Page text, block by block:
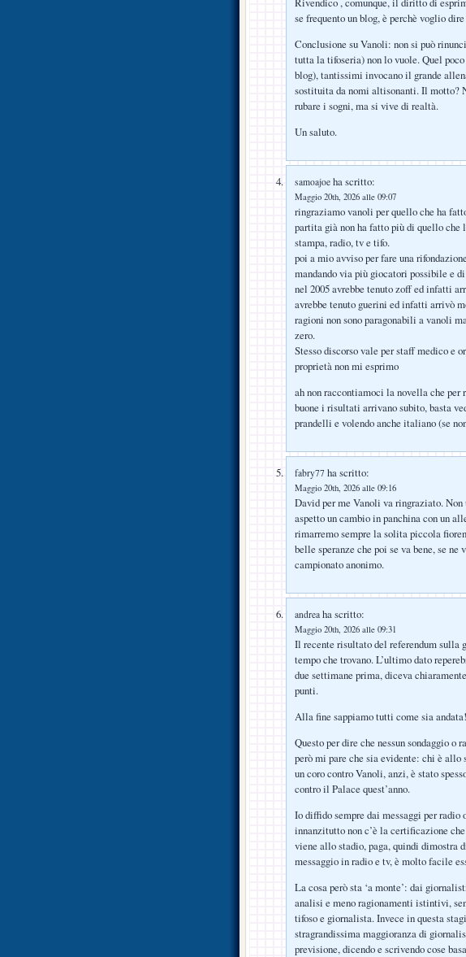
se frequento un blog, è perchè voglio
Conclusione su Vanoli: non si può
tutta la tifoseria) non lo vuole. Quel
blog), tantissimi invocano il grande
sostituita da nomi altisonanti. Il motto?
rubare i sogni, ma si vive di realtà.
Un saluto.
samoajoe ha scritto:
Maggio 20th, 2026 alle 09:07
ringraziamo vanoli per quello che ha
partita già non ha fatto più di quello che
stampa, radio, tv e tifo.
poi a mio avviso per fare una
mandando via più giocatori possibile e
nel 2005 avrebbe tenuto zoff ed infatti
avrebbe tenuto guerini ed infatti arrivò
ragioni non sono paragonabili a vanoli
zero.
Stesso discorso vale per staff medico e
proprietà non mi esprimo
ah non raccontiamoci la novella che per
buone i risultati arrivano subito, basta
prandelli e volendo anche italiano (se
fabry77 ha scritto:
Maggio 20th, 2026 alle 09:16
David per me Vanoli va ringraziato.
aspetto un cambio in panchina con un
rimarremo sempre la solita piccola
belle speranze che poi se va bene, se
campionato anonimo.
andrea ha scritto:
Maggio 20th, 2026 alle 09:31
Il recente risultato del referendum sulla
tempo che trovano. L’ultimo dato
due settimane prima, diceva
punti.
Alla fine sappiamo tutti come sia andata!
Questo per dire che nessun sondaggio
però mi pare che sia evidente: chi è
un coro contro Vanoli, anzi, è stato
contro il Palace quest’anno.
Io diffido sempre dai messaggi per
innanzitutto non c’è la certificazione
viene allo stadio, paga, quindi dimostra
messaggio in radio e tv, è molto facile
La cosa però sta ‘a monte’: dai
analisi e meno ragionamenti istintivi,
tifoso e giornalista. Invece in questa
stragrandissima maggioranza di
previsione, dicendo e scrivendo cose